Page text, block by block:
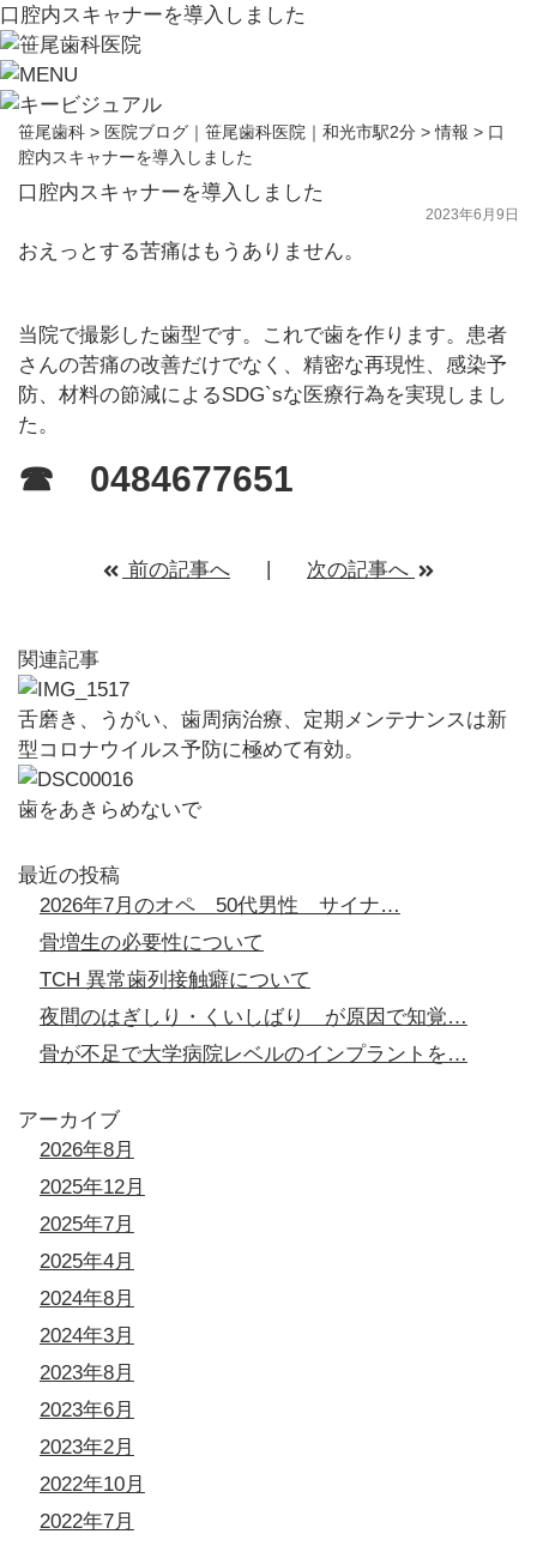
口腔内スキャナーを導入しました
笹尾歯科> 医院ブログ｜笹尾歯科医院｜和光市駅2分>情報 > 口
腔内スキャナーを導入しました
口腔内スキャナーを導入しました
2023年6月9日
おえっとする苦痛はもうありません。
当院で撮影した歯型です。これで歯を作ります。患者
さんの苦痛の改善だけでなく、精密な再現性、感染予
防、材料の節減によるSDG`sな医療行為を実現しまし
た。
☎ 0484677651
前の記事へ 次の記事へ
関連記事
舌磨き、うがい、歯周病治療、定期メンテナンスは新
型コロナウイルス予防に極めて有効。
歯をあきらめないで
最近の投稿
2026年7月のオペ 50代男性 サイナ…
骨増生の必要性について
TCH 異常歯列接触癖について
夜間のはぎしり・くいしばり が原因で知覚…
骨が不足で大学病院レベルのインプラントを…
アーカイブ
2026年8月
2025年12月
2025年7月
2025年4月
2024年8月
2024年3月
2023年8月
2023年6月
2023年2月
2022年10月
2022年7月